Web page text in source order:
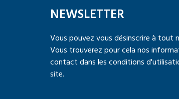
NEWSLETTER
Vous pouvez vous désinscrire à tout
Vous trouverez pour cela nos
contact dans les conditions
site.